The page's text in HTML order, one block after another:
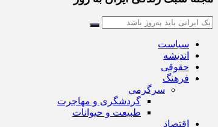
سیاست
اندیشه
حقوقی
فرهنگ
سرگرمی
گردشگری و مهاجرت
طبیعت و حیوانات
اقتصاد